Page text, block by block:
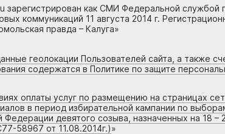
зарегистрирован как СМИ Федеральной службой
коммуникаций 11 августа 2014 г.
правда – Калуга»
геолокации Пользователей сайта, а также
содержатся в Политике по защите
оплаты услуг по размещению на страницах
в период избирательной кампании по
девятого созыва, назначенных на 18 –
58967 от 11.08.2014г.)»